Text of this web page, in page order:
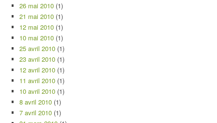
26 mai 2010 (1)
21 mai 2010 (1)
12 mai 2010 (1)
10 mai 2010 (1)
25 avril 2010 (1)
23 avril 2010 (1)
12 avril 2010 (1)
11 avril 2010 (1)
10 avril 2010 (1)
8 avril 2010 (1)
7 avril 2010 (1)